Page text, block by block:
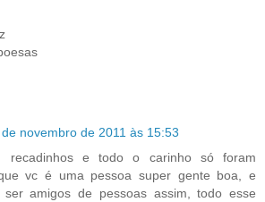
novembro de 2011 às 15:53
recadinhos e todo o carinho só foram
vc é uma pessoa super gente boa, e
ser amigos de pessoas assim, todo esse